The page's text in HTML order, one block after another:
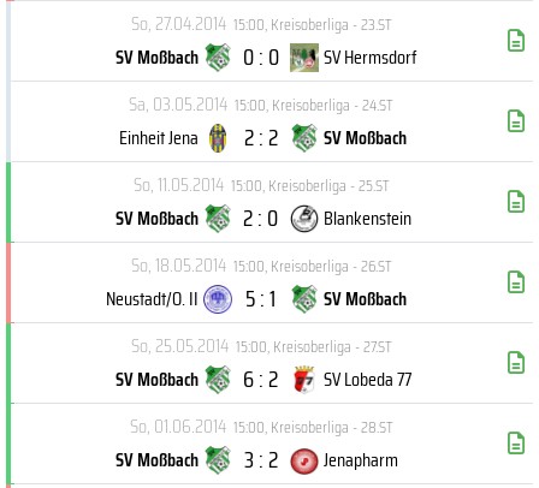
So, 27.04.2014 15:00,Kreisoberliga - 23.ST
SV Moßbach 0 : 0
SV Hermsdorf
Sa, 03.05.2014 15:00,Kreisoberliga - 24.ST
Einheit Jena 2 : 2
SV Moßbach
So, 11.05.2014 15:00,Kreisoberliga - 25.ST
SV Moßbach 2 : 0
Blankenstein
So, 18.05.2014 15:00,Kreisoberliga - 26.ST
Neustadt/O. II 5 : 1
SV Moßbach
So, 25.05.2014 15:00,Kreisoberliga - 27.ST
SV Moßbach 6 : 2
SV Lobeda 77
So, 01.06.2014 15:00,Kreisoberliga - 28.ST
SV Moßbach 3 : 2
Jenapharm